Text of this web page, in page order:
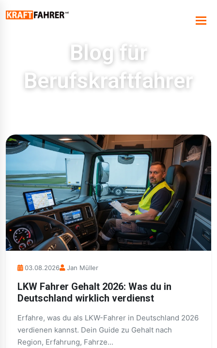
Blog für
Berufskraftfahrer
03.08.2026 Jan Müller
LKW Fahrer Gehalt 2026: Was du in
Deutschland wirklich verdienst
Erfahre, was du als LKW-Fahrer in Deutschland 2026
verdienen kannst. Dein Guide zu Gehalt nach
Region, Erfahrung, Fahrze...